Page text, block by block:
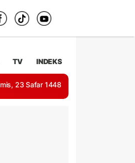
TV INDEKS
23 Safar 1448